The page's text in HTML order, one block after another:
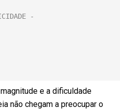
e a dificuldade
não chegam a preocupar o